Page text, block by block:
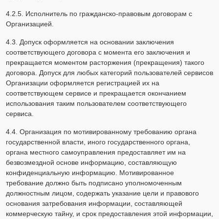
4.2.5. Исполнитель по гражданско-правовым договорам с
Организацией.
4.3. Допуск оформляется на основании заключения
соответствующего договора с момента его заключения и
прекращается моментом расторжения (прекращения) такого
договора. Допуск для любых категорий пользователей сервисов
Организации оформляется регистрацией их на
соответствующем сервисе и прекращается окончанием
использования таким пользователем соответствующего
сервиса.
4.4. Организация по мотивированному требованию органа
государственной власти, иного государственного органа,
органа местного самоуправления предоставляет им на
безвозмездной основе информацию, составляющую
конфиденциальную информацию. Мотивированное
требование должно быть подписано уполномоченным
должностным лицом, содержать указание цели и правового
основания затребования информации, составляющей
коммерческую тайну, и срок предоставления этой информации,